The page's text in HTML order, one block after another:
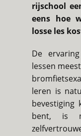
rijschool
eens hoe
losse les
De
lessen
leren is
bent, is